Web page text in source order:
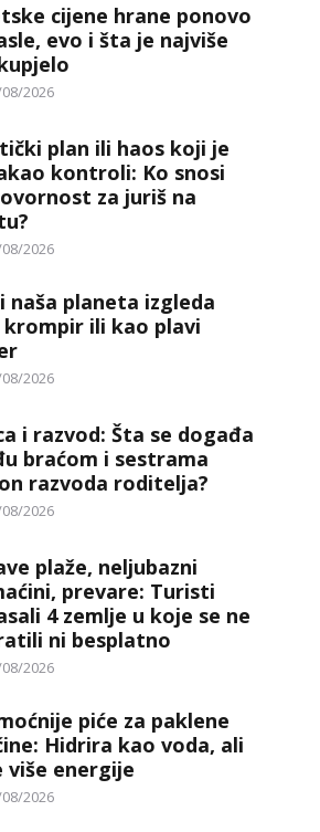
cijene hrane ponovo
evo i šta je najviše
2026
plan ili haos koji je
kontroli: Ko snosi
za juriš na
2026
naša planeta izgleda
krompir ili kao plavi
2026
i razvod: Šta se događa
braćom i sestrama
razvoda roditelja?
2026
plaže, neljubazni
prevare: Turisti
4 zemlje u koje se ne
ni besplatno
2026
piće za paklene
Hidrira kao voda, ali
više energije
2026